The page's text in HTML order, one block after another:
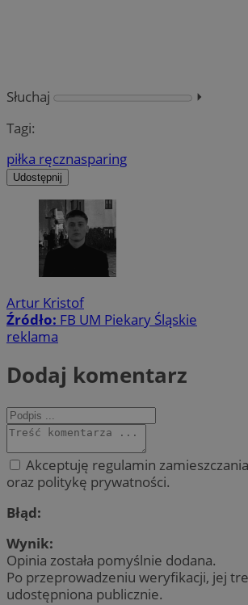
Słuchaj
⏵︎
Tagi:
piłka ręcznasparing
Udostępnij
Artur Kristof
Źródło: FB UM Piekary Śląskie
reklama
Dodaj komentarz
Akceptuję regulamin
oraz politykę prywatności.
Błąd:
Wynik:
Opinia została pomyślnie dodana.
Po przeprowadzeniu weryfikacji, jej
udostępniona publicznie.